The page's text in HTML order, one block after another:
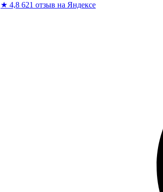
★ 4,8 621 отзыв на Яндексе